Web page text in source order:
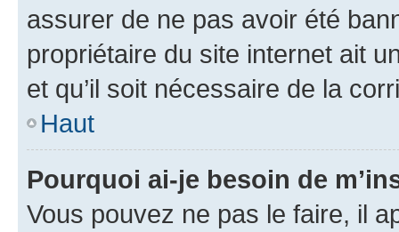
assurer de ne pas avoir été
propriétaire du site internet ait
et qu’il soit nécessaire de la
Haut
Pourquoi ai-je besoin de
Vous pouvez ne pas le faire, il